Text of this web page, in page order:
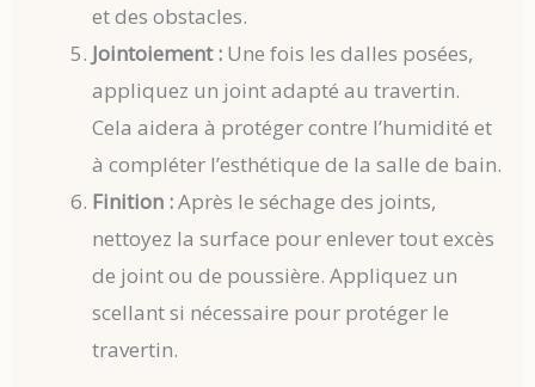
et des obstacles.
Jointoiement : Une fois les dalles posées,
appliquez un joint adapté au travertin.
Cela aidera à protéger contre l’humidité et
à compléter l’esthétique de la salle de bain.
Finition :Après le séchage des joints,
nettoyez la surface pour enlever tout excès
de joint ou de poussière. Appliquez un
scellant si nécessaire pour protéger le
travertin.